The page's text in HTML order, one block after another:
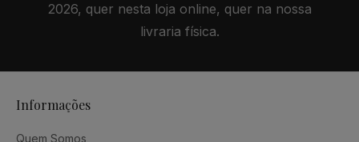
2026, quer nesta loja online, quer na nossa
livraria física.
Informações
Quem Somos